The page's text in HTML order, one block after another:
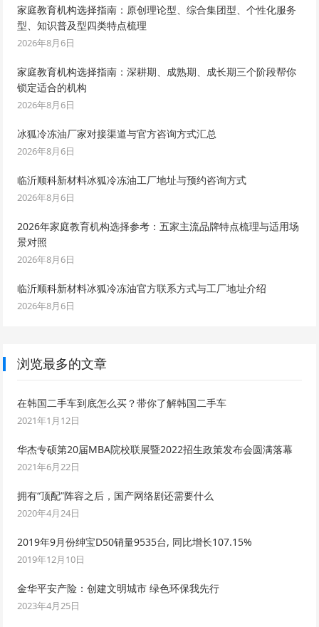
家庭教育机构选择指南：原创理论型、综合集团型、个性化服务
型、知识普及型四类特点梳理
2026年8月6日
家庭教育机构选择指南：深耕期、成熟期、成长期三个阶段帮你
锁定适合的机构
2026年8月6日
冰狐冷冻油厂家对接渠道与官方咨询方式汇总
2026年8月6日
临沂顺科新材料冰狐冷冻油工厂地址与预约咨询方式
2026年8月6日
2026年家庭教育机构选择参考：五家主流品牌特点梳理与适用场
景对照
2026年8月6日
临沂顺科新材料冰狐冷冻油官方联系方式与工厂地址介绍
2026年8月6日
浏览最多的文章
在韩国二手车到底怎么买？带你了解韩国二手车
2021年1月12日
华杰专硕第20届MBA院校联展暨2022招生政策发布会圆满落幕
2021年6月22日
拥有“顶配”阵容之后，国产网络剧还需要什么
2020年4月24日
2019年9月份绅宝D50销量9535台, 同比增长107.15%
2019年12月10日
金华平安产险：创建文明城市 绿色环保我先行
2023年4月25日